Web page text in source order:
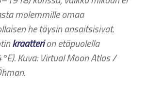
molemmille omaa
he täysin ansaitsisivat.
kraatterion etäpuolella
Kuva: Virtual Moon Atlas /